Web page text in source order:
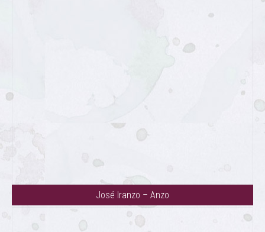
José Iranzo – Anzo